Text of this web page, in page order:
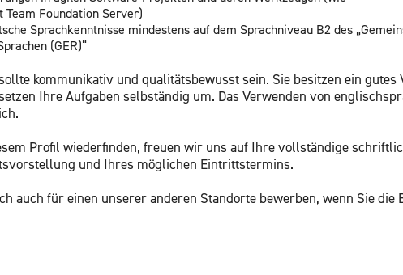
Team Founda­ti­on Ser­ver)
Sprach­kennt­nis­se min­des­tens auf dem Sprach­ni­veau B2 des
(GER)“
kom­mu­ni­ka­tiv und qua­li­täts­be­wusst sein. Sie be­sit­zen ein
Ihre Auf­ga­ben selb­stän­dig um. Das Ver­wen­den von
Pro­fil wie­der­fin­den, freu­en wir uns auf Ihre voll­stän­di­ge
und Ihres mög­li­chen Ein­tritts­ter­mins.
auch für einen un­se­rer an­de­ren Stand­or­te be­wer­ben, wenn Sie